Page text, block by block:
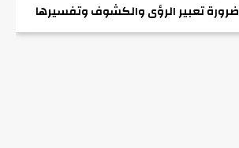
ضرورة تعبير الرؤى والكشوف وتفسيرها